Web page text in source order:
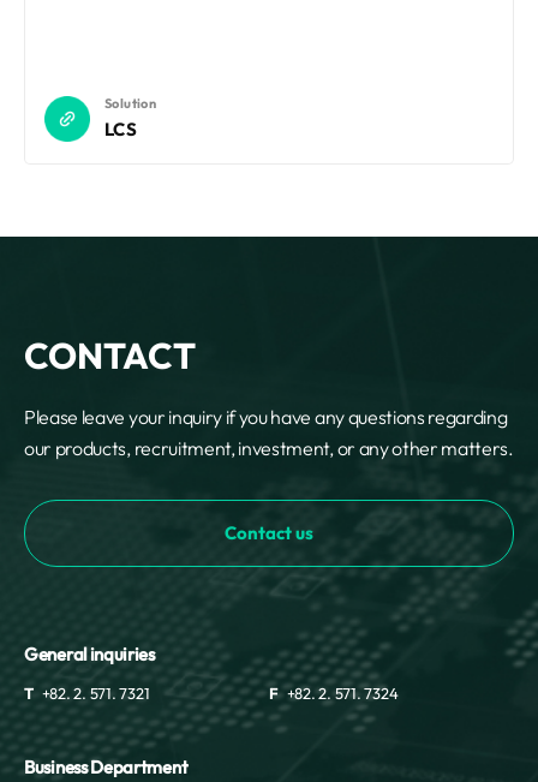
Solution
LCS
CONTACT
Please leave your inquiry if you have any questions regarding
our products, recruitment, investment, or any other matters.
Contact us
General inquiries
T +82. 2. 571. 7321 F +82. 2. 571. 7324
Business Department